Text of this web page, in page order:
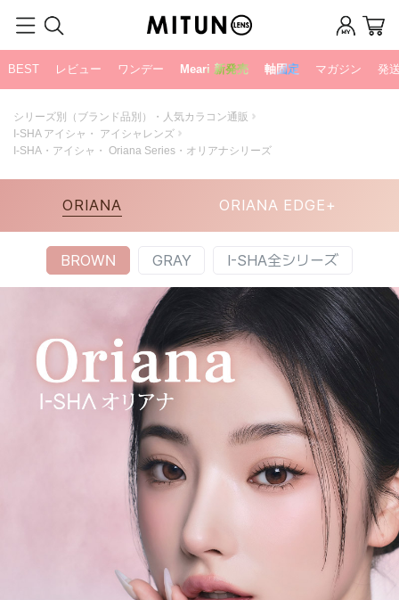
BEST レビュー ワンデー Meari 新発売 軸固定 マガジン 発
シリーズ別（ブランド品別）・人気カラコン通販
I-SHA アイシャ・ アイシャレンズ
I-SHA・アイシャ・ Oriana Series・オリアナシリーズ
ORIANA ORIANA EDGE+
BROWN GRAY I-SHA全シリーズ